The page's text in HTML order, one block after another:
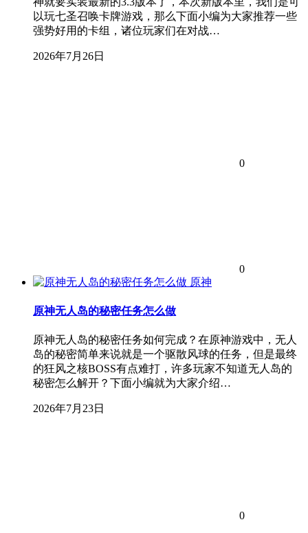
以玩七圣召唤卡牌游戏，那么下面小编为大家推荐一些
强势好用的卡组，诸位玩家们在对战…
2026年7月26日
0
0
原神
原神无人岛的秘密任务怎么做
原神无人岛的秘密任务如何完成？在原神游戏中，无人
岛的秘密简单来说就是一个驱散风球的任务，但是最终
的狂风之核BOSS有点难打，许多玩家不知道无人岛的
秘密怎么解开？下面小编就为大家介绍…
2026年7月23日
0